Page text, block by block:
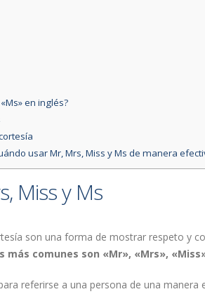
en inglés?
usar Mr, Mrs, Miss y Ms de manera
Miss y Ms
son una forma de mostrar respeto y
más comunes son «Mr», «Mrs»,
referirse a una persona de una manera